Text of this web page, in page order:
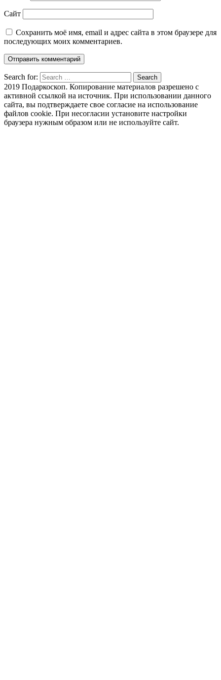
Сайт
Сохранить моё имя, email и адрес сайта в этом браузере для
последующих моих комментариев.
Search for: Search
2019 Подаркоскоп. Копирование материалов разрешено с
активной ссылкой на источник. При использовании данного
сайта, вы подтверждаете свое согласие на использование
файлов cookie. При несогласии установите настройки
браузера нужным образом или не используйте сайт.